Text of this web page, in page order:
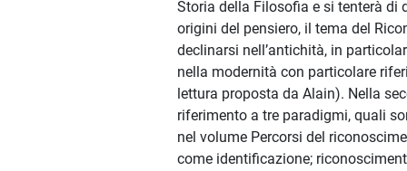
Storia della Filosofia e si tenterà di
origini del pensiero, il tema del
declinarsi nell’antichità, in
nella modernità con particolare
lettura proposta da Alain). Nella
riferimento a tre paradigmi, quali
nel volume Percorsi del
come identificazione;